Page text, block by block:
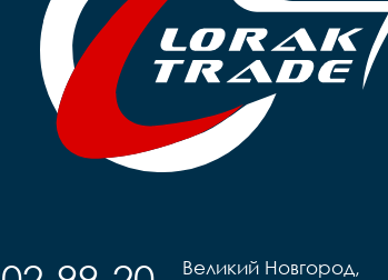
Великий Новгород,